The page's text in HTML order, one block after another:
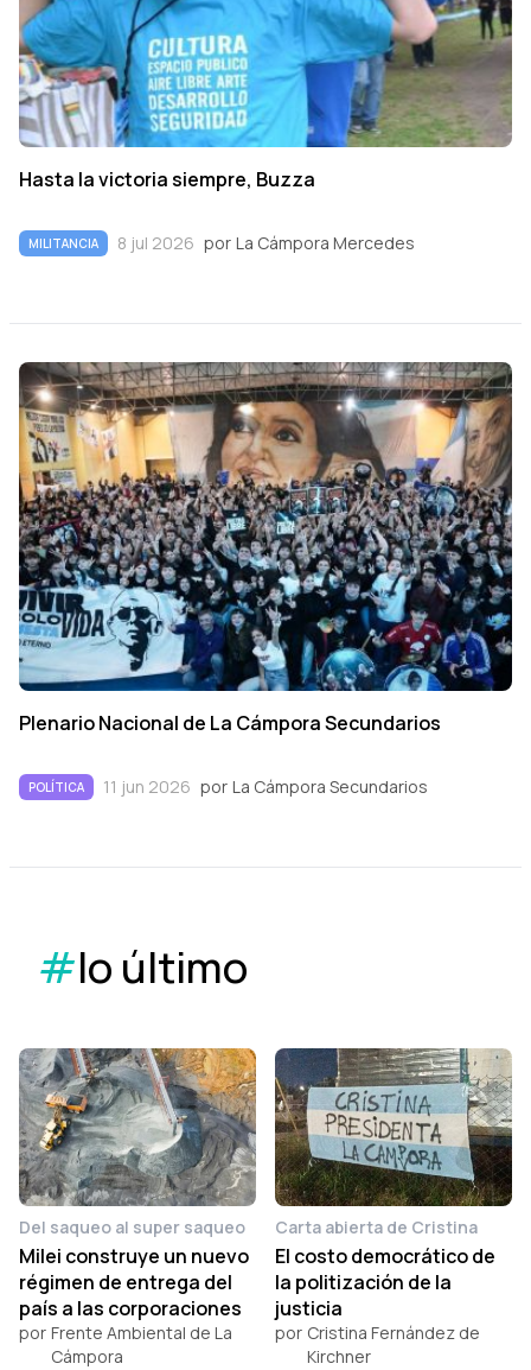
Hasta la victoria siempre, Buzza
MILITANCIA 8 jul 2026 por La Cámpora Mercedes
Plenario Nacional de La Cámpora Secundarios
POLÍTICA 11 jun 2026 por La Cámpora Secundarios
#lo último
Del saqueo al super saqueo
Milei construye un nuevo
régimen de entrega del
país a las corporaciones
por Frente Ambiental de La
Cámpora
Carta abierta de Cristina
El costo democrático de
la politización de la
justicia
por Cristina Fernández de
Kirchner